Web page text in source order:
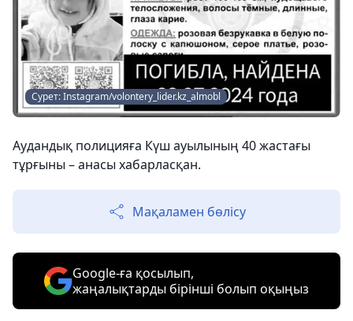
Сурет: Instagram/volontery_lider.kz_almobl
Аудандық полицияға Күш ауылының 40 жастағы
тұрғыны – анасы хабарласқан.
Мақаламен бөлісу
Google-ға қосылып,
жаңалықтарды бірінші болып оқыңыз